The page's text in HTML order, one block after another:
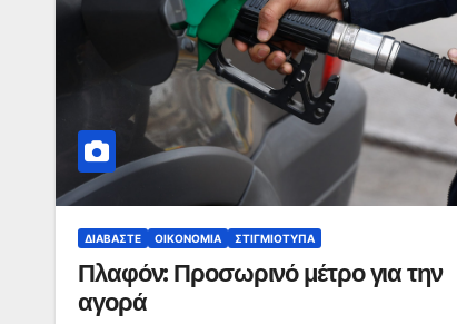
ΔΙΑΒΆΣΤΕ ΟΙΚΟΝΟΜΊΑ ΣΤΙΓΜΙΌΤΥΠΑ
Πλαφόν: Προσωρινό μέτρο για την
αγορά